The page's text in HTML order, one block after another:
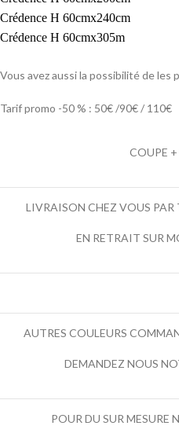
Crédence H 60cmx240cm
Crédence H 60cmx305m
Vous avez aussi la possibilité de les
Tarif promo -50 % : 50€ /90€ / 110€
COUPE
LIVRAISON CHEZ VOUS
EN RETRAIT SUR
AUTRES COULEURS
DEMANDEZ NOUS
POUR DU SUR MESURE